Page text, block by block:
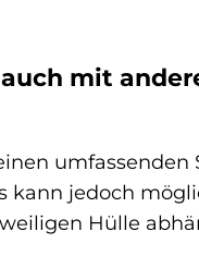
mit
umfassenden
kann jedoch
Hülle